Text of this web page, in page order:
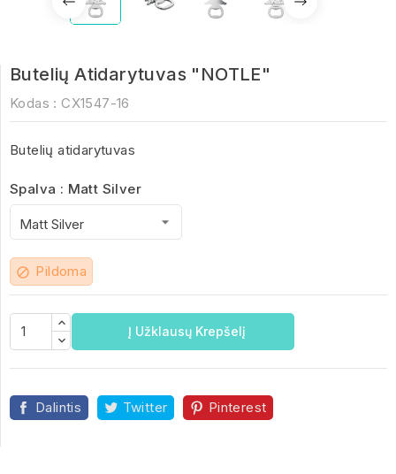
Butelių Atidarytuvas "NOTLE"
Kodas : CX1547-16
Butelių atidarytuvas
Spalva : Matt Silver
block Pildoma
Į Užklausų Krepšelį
Dalintis Twitter Pinterest